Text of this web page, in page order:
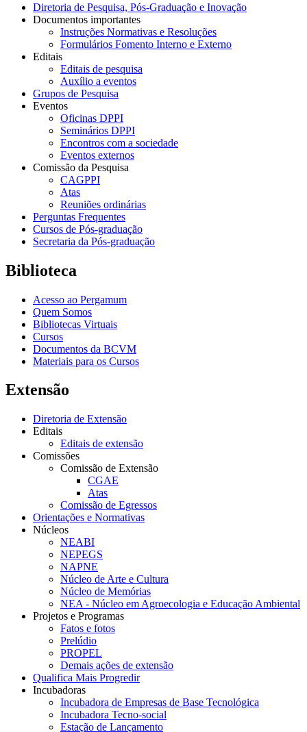
Diretoria de Pesquisa, Pós-Graduação e Inovação
Documentos importantes
Instruções Normativas e Resoluções
Formulários Fomento Interno e Externo
Editais
Editais de pesquisa
Auxílio a eventos
Grupos de Pesquisa
Eventos
Oficinas DPPI
Seminários DPPI
Encontros com a sociedade
Eventos externos
Comissão da Pesquisa
CAGPPI
Atas
Reuniões ordinárias
Perguntas Frequentes
Cursos de Pós-graduação
Secretaria da Pós-graduação
Biblioteca
Acesso ao Pergamum
Quem Somos
Bibliotecas Virtuais
Cursos
Documentos da BCVM
Materiais para os Cursos
Extensão
Diretoria de Extensão
Editais
Editais de extensão
Comissões
Comissão de Extensão
CGAE
Atas
Comissão de Egressos
Orientações e Normativas
Núcleos
NEABI
NEPEGS
NAPNE
Núcleo de Arte e Cultura
Núcleo de Memórias
NEA - Núcleo em Agroecologia e Educação Ambiental
Projetos e Programas
Fatos e fotos
Prelúdio
PROPEL
Demais ações de extensão
Qualifica Mais Progredir
Incubadoras
Incubadora de Empresas de Base Tecnológica
Incubadora Tecno-social
Estação de Lançamento